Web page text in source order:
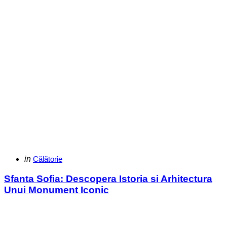
Categories
Posted
in Călătorie
Sfanta Sofia: Descopera Istoria si Arhitectura
Unui Monument Iconic